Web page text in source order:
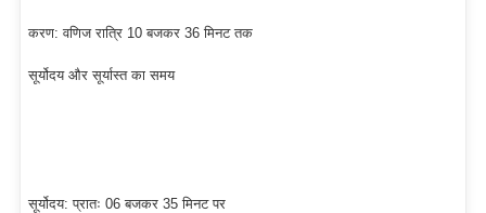
करण: वणिज रात्रि 10 बजकर 36 मिनट तक
सूर्योदय और सूर्यास्त का समय
सूर्योदय: प्रातः 06 बजकर 35 मिनट पर